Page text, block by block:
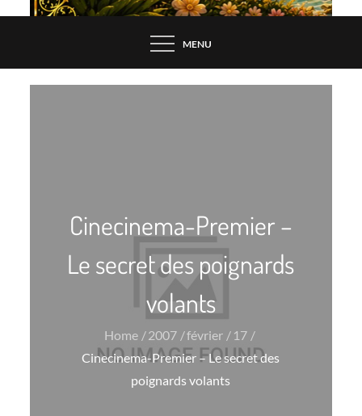
MENU
Cinecinema-Premier –
Le secret des poignards
volants
Home 2007 février
17
Cinecinema-Premier – Le secret des
poignards volants